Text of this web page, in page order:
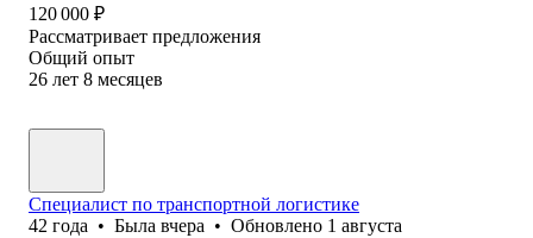
120 000 ₽
Рассматривает предложения
Общий опыт
26 лет 8 месяцев
Специалист по транспортной логистике
42 года • Была вчера • Обновлено 1 августа